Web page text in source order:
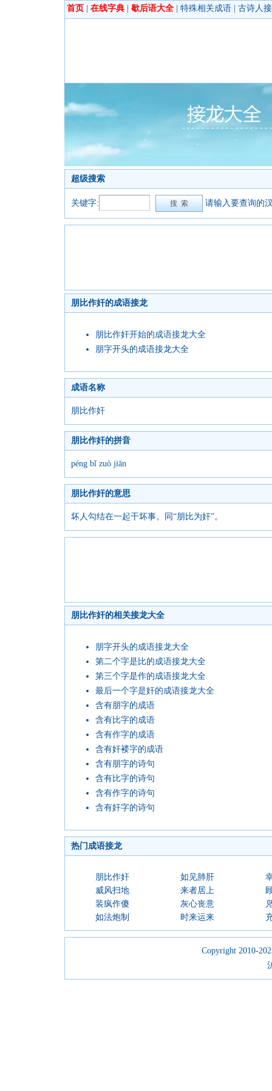
首页 在线字典 歇后语大全 特殊相关成语 古诗人
超级搜索
关键字: 请输入要查询的
朋比作奸的成语接龙
朋比作奸开始的成语接龙大全
朋字开头的成语接龙大全
成语名称
朋比作奸
朋比作奸的拼音
péng bǐ zuò jiān
朋比作奸的意思
坏人勾结在一起干坏事。同“朋比为奸”。
朋比作奸的相关接龙大全
朋字开头的成语接龙大全
第二个字是比的成语接龙大全
第三个字是作的成语接龙大全
最后一个字是奸的成语接龙大全
含有朋字的成语
含有比字的成语
含有作字的成语
含有奸褛字的成语
含有朋字的诗句
含有比字的诗句
含有作字的诗句
含有奸字的诗句
热门成语接龙
朋比作奸 如见肺肝
威风扫地
来者居上
装疯作傻
灰心丧意
如法炮制
时来运来
Copyright 2010-